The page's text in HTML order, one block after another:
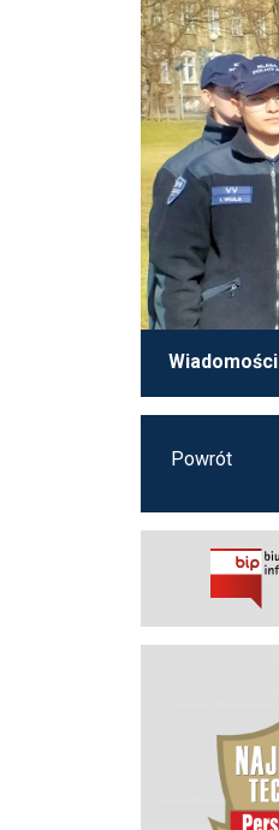
Wiadomości
Powrót